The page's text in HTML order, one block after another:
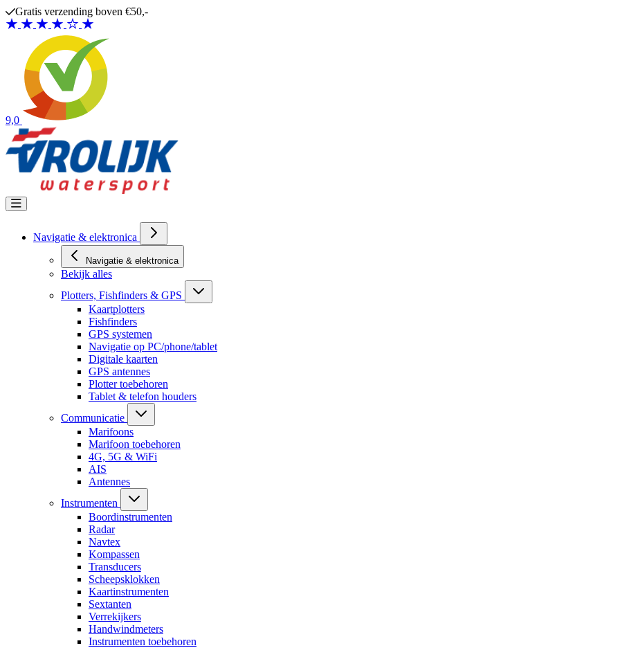
Ga naar de inhoud
Gratis verzending boven €50,-
9,0
Navigatie & elektronica
Navigatie & elektronica
Bekijk alles
Plotters, Fishfinders & GPS
Kaartplotters
Fishfinders
GPS systemen
Navigatie op PC/phone/tablet
Digitale kaarten
GPS antennes
Plotter toebehoren
Tablet & telefon houders
Communicatie
Marifoons
Marifoon toebehoren
4G, 5G & WiFi
AIS
Antennes
Instrumenten
Boordinstrumenten
Radar
Navtex
Kompassen
Transducers
Scheepsklokken
Kaartinstrumenten
Sextanten
Verrekijkers
Handwindmeters
Instrumenten toebehoren